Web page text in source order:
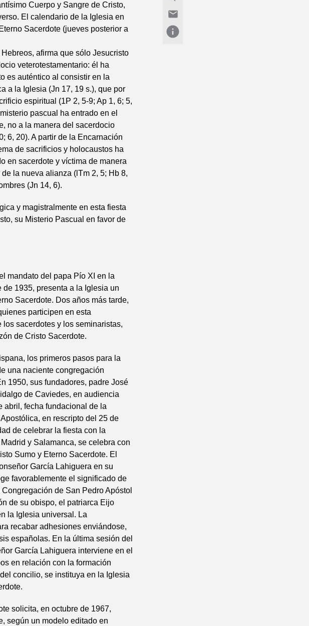
Cuerpo y Sangre de Cristo,
El calendario de la Iglesia en
Sacerdote (jueves posterior a
afirma que sólo Jesucristo
veterotestamentario: él ha
es auténtico al consistir en la
a la Iglesia (Jn 17, 19 s.), que por
espiritual (1P 2, 5-9; Ap 1, 6; 5,
pascual ha entrado en el
no a la manera del sacerdocio
6, 20). A partir de la Encarnación
de sacrificios y holocaustos ha
en sacerdote y víctima de manera
la nueva alianza (lTm 2, 5; Hb 8,
(Jn 14, 6).
y magistralmente en esta fiesta
su Misterio Pascual en favor de
mandato del papa Pío XI en la
1935, presenta a la Iglesia un
Sacerdote. Dos años más tarde,
participen en esta
sacerdotes y los seminaristas,
de Cristo Sacerdote.
los primeros pasos para la
una naciente congregación
1950, sus fundadores, padre José
de Caviedes, en audiencia
abril, fecha fundacional de la
en rescripto del 25 de
de celebrar la fiesta con la
y Salamanca, se celebra con
Sumo y Eterno Sacerdote. El
García Lahiguera en su
favorablemente el significado de
de San Pedro Apóstol
de su obispo, el patriarca Eijo
la Iglesia universal. La
recabar adhesiones enviándose,
españolas. En la última sesión del
García Lahiguera interviene en el
en relación con la formación
concilio, se instituya en la Iglesia
solicita, en octubre de 1967,
según un modelo editado en